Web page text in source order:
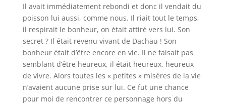
Il avait immédiatement rebondi et donc il vendait du
poisson lui aussi, comme nous. Il riait tout le temps,
il respirait le bonheur, on était attiré vers lui. Son
secret ? Il était revenu vivant de Dachau ! Son
bonheur était d’être encore en vie. Il ne faisait pas
semblant d’être heureux, il était heureux, heureux
de vivre. Alors toutes les « petites » misères de la vie
n’avaient aucune prise sur lui. Ce fut une chance
pour moi de rencontrer ce personnage hors du